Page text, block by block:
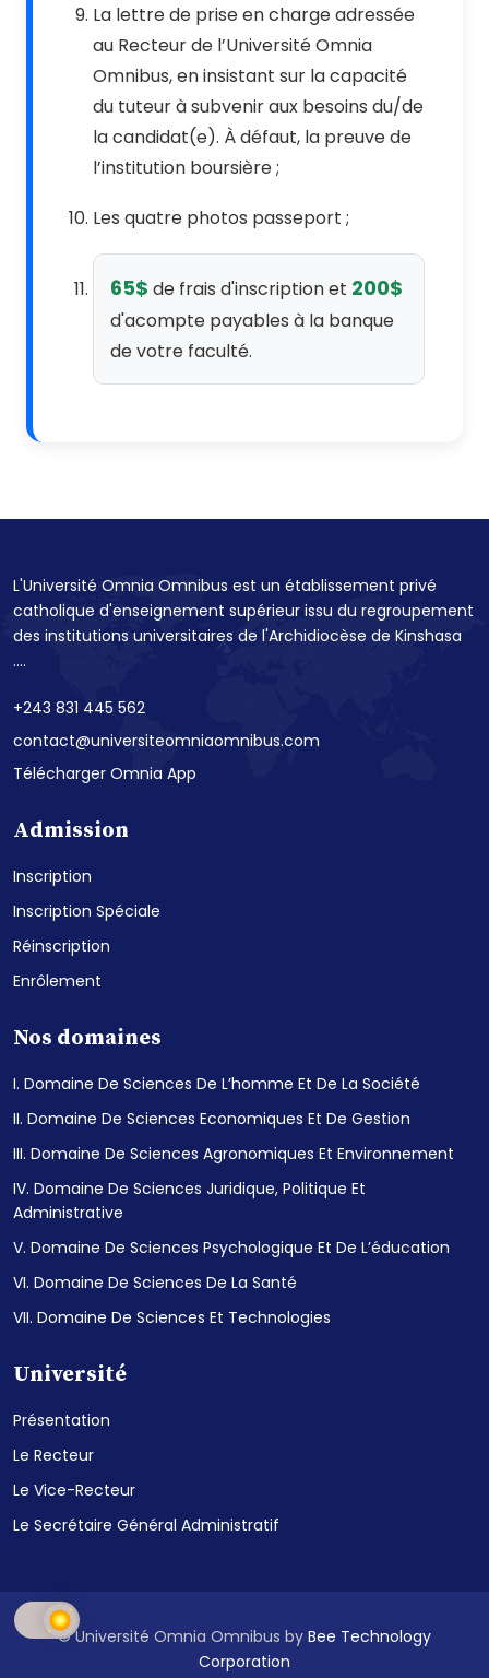
La lettre de prise en charge adressée
au Recteur de l’Université Omnia
Omnibus, en insistant sur la capacité
du tuteur à subvenir aux besoins du/de
la candidat(e). À défaut, la preuve de
l’institution boursière ;
Les quatre photos passeport ;
65$ de frais d'inscription et 200$
d'acompte payables à la banque
de votre faculté.
L'Université Omnia Omnibus est un établissement privé
catholique d'enseignement supérieur issu du regroupement
des institutions universitaires de l'Archidiocèse de Kinshasa
....
+243 831 445 562
contact@universiteomniaomnibus.com
Télécharger Omnia App
Admission
Inscription
Inscription Spéciale
Réinscription
Enrôlement
Nos domaines
I. Domaine De Sciences De L’homme Et De La Société
II. Domaine De Sciences Economiques Et De Gestion
III. Domaine De Sciences Agronomiques Et Environnement
IV. Domaine De Sciences Juridique, Politique Et
Administrative
V. Domaine De Sciences Psychologique Et De L’éducation
VI. Domaine De Sciences De La Santé
VII. Domaine De Sciences Et Technologies
Université
Présentation
Le Recteur
Le Vice-Recteur
Le Secrétaire Général Administratif
© Université Omnia Omnibus by Bee Technology
Corporation